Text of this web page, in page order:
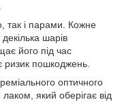
так і парами. Кожне
шарів
його під час
ризик пошкоджень.
оптичного
який оберігає від